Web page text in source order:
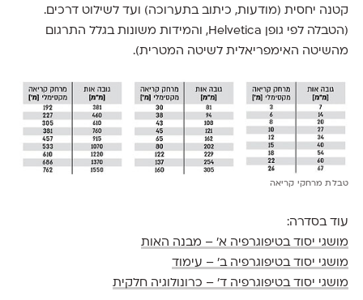
קטנה יחסית (מודעות, כיתוב בתערוכה) ועד לשילוט דרכים.
(הטבלה לפי גופן Helvetica, והמידות משונות בגלל התרגום
מהשיטה האימפריאלית לשיטה המטרית).
טבלת מרחקי קריאה
עוד בסדרה:
מושגי יסוד בטיפוגרפיה א' – מבנה האות
מושגי יסוד בטיפוגרפיה ב' – עימוד
מושגי יסוד בטיפוגרפיה ד' – כרונולוגיה חלקית